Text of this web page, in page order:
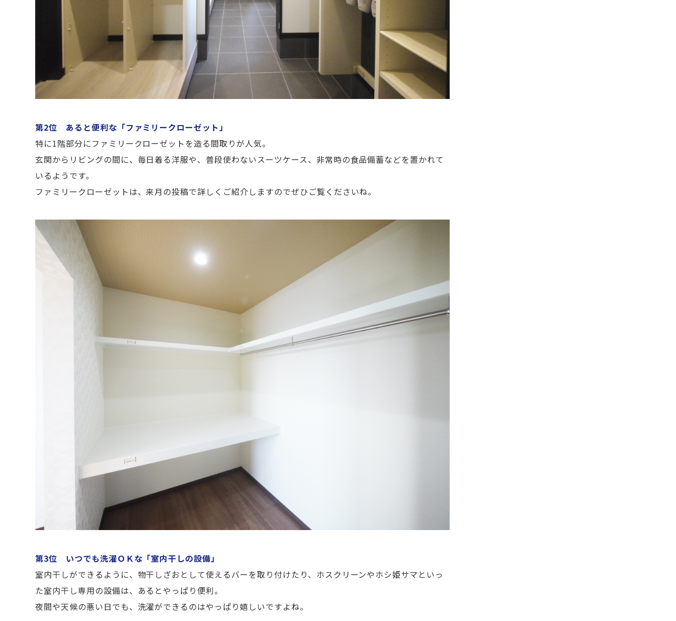
第2位 あると便利な「ファミリークローゼット」
特に1階部分にファミリークローゼットを造る間取りが人気。
玄関からリビングの間に、毎日着る洋服や、普段使わないスーツケース、非常時の食品備蓄などを置かれて
いるようです。
ファミリークローゼットは、来月の投稿で詳しくご紹介しますのでぜひご覧くださいね。
第3位 いつでも洗濯ＯＫな「室内干しの設備」
室内干しができるように、 物干しざおとして使えるバーを取り付けたり、ホスクリーンやホシ姫サマといっ
た室内干し専用の設備は、あるとやっぱり便利。
夜間や天候の悪い日でも、洗濯ができるのはやっぱり嬉しいですよね。